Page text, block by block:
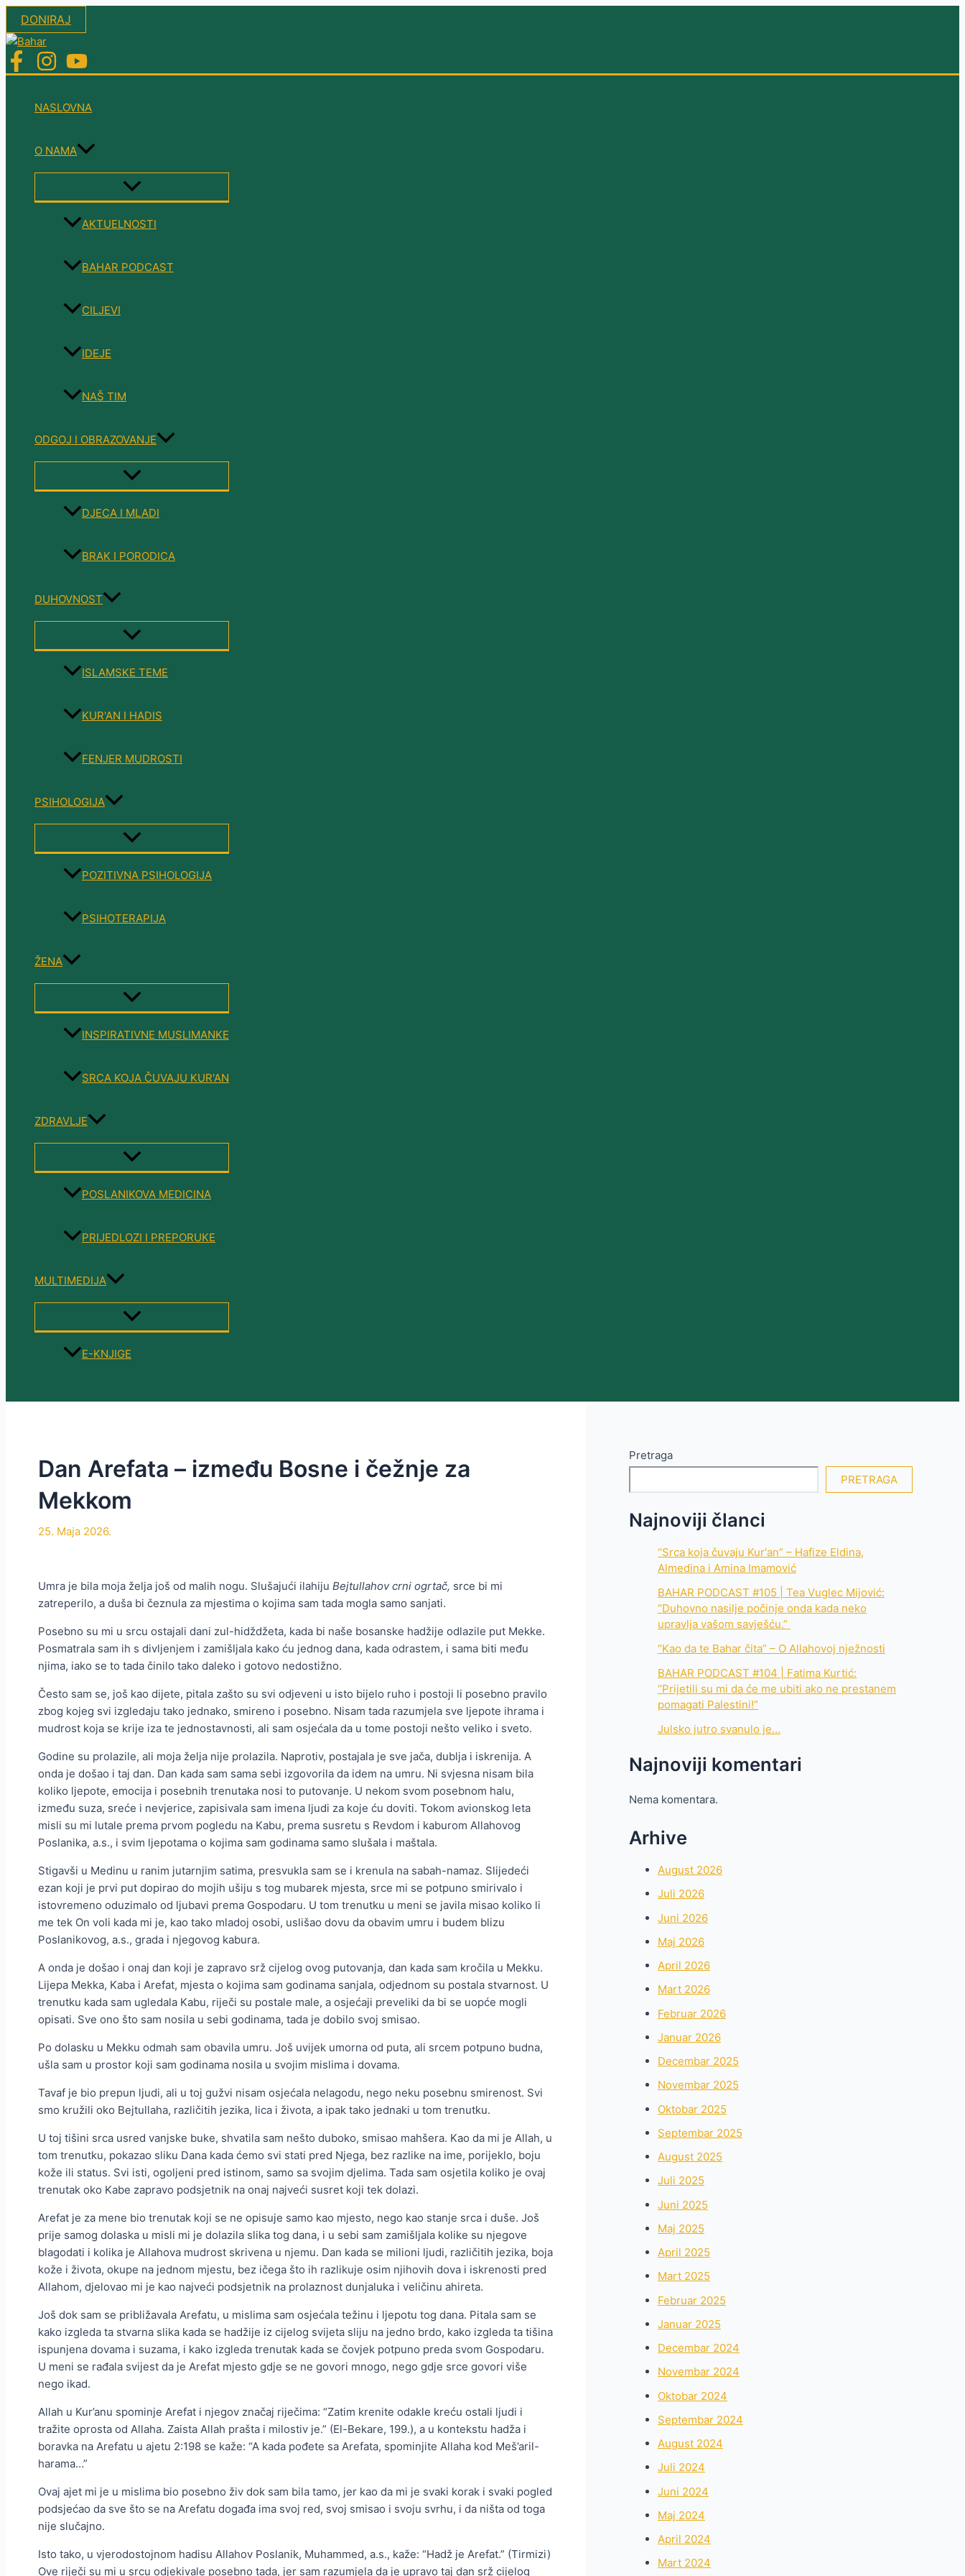
Skip
to
content
DONIRAJ
NASLOVNA
O NAMA
MENU
TOGGLE
AKTUELNOSTI
BAHAR PODCAST
CILJEVI
IDEJE
NAŠ TIM
ODGOJ I OBRAZOVANJE
MENU
TOGGLE
DJECA I MLADI
BRAK I PORODICA
DUHOVNOST
MENU
TOGGLE
ISLAMSKE TEME
KUR'AN I HADIS
FENJER MUDROSTI
PSIHOLOGIJA
MENU
TOGGLE
POZITIVNA PSIHOLOGIJA
PSIHOTERAPIJA
ŽENA
MENU
TOGGLE
INSPIRATIVNE MUSLIMANKE
SRCA KOJA ČUVAJU KUR'AN
ZDRAVLJE
MENU
TOGGLE
POSLANIKOVA MEDICINA
PRIJEDLOZI I PREPORUKE
MULTIMEDIJA
MENU
TOGGLE
E-KNJIGE
Dan Arefata – između Bosne i čežnje za
Mekkom
25. Maja 2026.
Umra je bila moja želja još od malih nogu. Slušajući ilahiju Bejtullahov crni ogrtač, srce bi mi
zatreperilo, a duša bi čeznula za mjestima o kojima sam tada mogla samo sanjati.
Posebno su mi u srcu ostajali dani zul-hidždžeta, kada bi naše bosanske hadžije odlazile put Mekke.
Posmatrala sam ih s divljenjem i zamišljala kako ću jednog dana, kada odrastem, i sama biti među
njima, iako se to tada činilo tako daleko i gotovo nedostižno.
Često sam se, još kao dijete, pitala zašto su svi odjeveni u isto bijelo ruho i postoji li posebno pravilo
zbog kojeg svi izgledaju tako jednako, smireno i posebno. Nisam tada razumjela sve ljepote ihrama i
mudrost koja se krije iza te jednostavnosti, ali sam osjećala da u tome postoji nešto veliko i sveto.
Godine su prolazile, ali moja želja nije prolazila. Naprotiv, postajala je sve jača, dublja i iskrenija. A
onda je došao i taj dan. Dan kada sam sama sebi izgovorila da idem na umru. Ni svjesna nisam bila
koliko ljepote, emocija i posebnih trenutaka nosi to putovanje. U nekom svom posebnom halu,
između suza, sreće i nevjerice, zapisivala sam imena ljudi za koje ću doviti. Tokom avionskog leta
misli su mi lutale prema prvom pogledu na Kabu, prema susretu s Revdom i kaburom Allahovog
Poslanika, a.s., i svim ljepotama o kojima sam godinama samo slušala i maštala.
Stigavši u Medinu u ranim jutarnjim satima, presvukla sam se i krenula na sabah-namaz. Slijedeći
ezan koji je prvi put dopirao do mojih ušiju s tog mubarek mjesta, srce mi se potpuno smirivalo i
istovremeno oduzimalo od ljubavi prema Gospodaru. U tom trenutku u meni se javila misao koliko li
me tek On voli kada mi je, kao tako mladoj osobi, uslišao dovu da obavim umru i budem blizu
Poslanikovog, a.s., grada i njegovog kabura.
A onda je došao i onaj dan koji je zapravo srž cijelog ovog putovanja, dan kada sam kročila u Mekku.
Lijepa Mekka, Kaba i Arefat, mjesta o kojima sam godinama sanjala, odjednom su postala stvarnost. U
trenutku kada sam ugledala Kabu, riječi su postale male, a osjećaji preveliki da bi se uopće mogli
opisati. Sve ono što sam nosila u sebi godinama, tada je dobilo svoj smisao.
Po dolasku u Mekku odmah sam obavila umru. Još uvijek umorna od puta, ali srcem potpuno budna,
ušla sam u prostor koji sam godinama nosila u svojim mislima i dovama.
Tavaf je bio prepun ljudi, ali u toj gužvi nisam osjećala nelagodu, nego neku posebnu smirenost. Svi
smo kružili oko Bejtullaha, različitih jezika, lica i života, a ipak tako jednaki u tom trenutku.
U toj tišini srca usred vanjske buke, shvatila sam nešto duboko, smisao mahšera. Kao da mi je Allah, u
tom trenutku, pokazao sliku Dana kada ćemo svi stati pred Njega, bez razlike na ime, porijeklo, boju
kože ili status. Svi isti, ogoljeni pred istinom, samo sa svojim djelima. Tada sam osjetila koliko je ovaj
trenutak oko Kabe zapravo podsjetnik na onaj najveći susret koji tek dolazi.
Arefat je za mene bio trenutak koji se ne opisuje samo kao mjesto, nego kao stanje srca i duše. Još
prije samog dolaska u misli mi je dolazila slika tog dana, i u sebi sam zamišljala kolike su njegove
blagodati i kolika je Allahova mudrost skrivena u njemu. Dan kada se milioni ljudi, različitih jezika, boja
kože i života, okupe na jednom mjestu, bez ičega što ih razlikuje osim njihovih dova i iskrenosti pred
Allahom, djelovao mi je kao najveći podsjetnik na prolaznost dunjaluka i veličinu ahireta.
Još dok sam se približavala Arefatu, u mislima sam osjećala težinu i ljepotu tog dana. Pitala sam se
kako izgleda ta stvarna slika kada se hadžije iz cijelog svijeta sliju na jedno brdo, kako izgleda ta tišina
ispunjena dovama i suzama, i kako izgleda trenutak kada se čovjek potpuno preda svom Gospodaru.
U meni se rađala svijest da je Arefat mjesto gdje se ne govori mnogo, nego gdje srce govori više
nego ikad.
Allah u Kur’anu spominje Arefat i njegov značaj riječima: “Zatim krenite odakle kreću ostali ljudi i
tražite oprosta od Allaha. Zaista Allah prašta i milostiv je.” (El-Bekare, 199.), a u kontekstu hadža i
boravka na Arefatu u ajetu 2:198 se kaže: “A kada pođete sa Arefata, spominjite Allaha kod Meš’aril-
harama…”
Ovaj ajet mi je u mislima bio posebno živ dok sam bila tamo, jer kao da mi je svaki korak i svaki pogled
podsjećao da sve što se na Arefatu događa ima svoj red, svoj smisao i svoju svrhu, i da ništa od toga
nije slučajno.
Isto tako, u vjerodostojnom hadisu Allahov Poslanik, Muhammed, a.s., kaže: “Hadž je Arefat.” (Tirmizi)
Ove riječi su mi u srcu odjekivale posebno tada, jer sam razumjela da je upravo taj dan srž cijelog
Pretraga
PRETRAGA
Najnoviji članci
“Srca koja čuvaju Kur'an” – Hafize Eldina,
Almedina i Amina Imamović
BAHAR PODCAST #105 | Tea Vuglec Mijović:
“Duhovno nasilje počinje onda kada neko
upravlja vašom savješću.”
“Kao da te Bahar čita” – O Allahovoj nježnosti
BAHAR PODCAST #104 | Fatima Kurtić:
“Prijetili su mi da će me ubiti ako ne prestanem
pomagati Palestini!”
Julsko jutro svanulo je…
Najnoviji komentari
Nema komentara.
Arhive
August 2026
Juli 2026
Juni 2026
Maj 2026
April 2026
Mart 2026
Februar 2026
Januar 2026
Decembar 2025
Novembar 2025
Oktobar 2025
Septembar 2025
August 2025
Juli 2025
Juni 2025
Maj 2025
April 2025
Mart 2025
Februar 2025
Januar 2025
Decembar 2024
Novembar 2024
Oktobar 2024
Septembar 2024
August 2024
Juli 2024
Juni 2024
Maj 2024
April 2024
Mart 2024